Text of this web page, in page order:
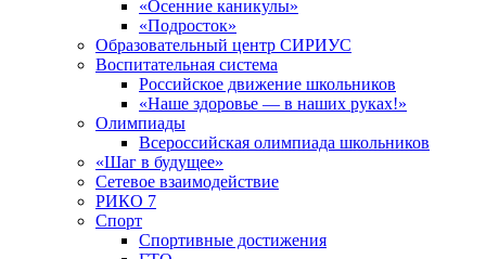
«Осенние каникулы»
«Подросток»
Образовательный центр СИРИУС
Воспитательная система
Российское движение школьников
«Наше здоровье — в наших руках!»
Олимпиады
Всероссийская олимпиада школьников
«Шаг в будущее»
Сетевое взаимодействие
РИКО 7
Спорт
Спортивные достижения